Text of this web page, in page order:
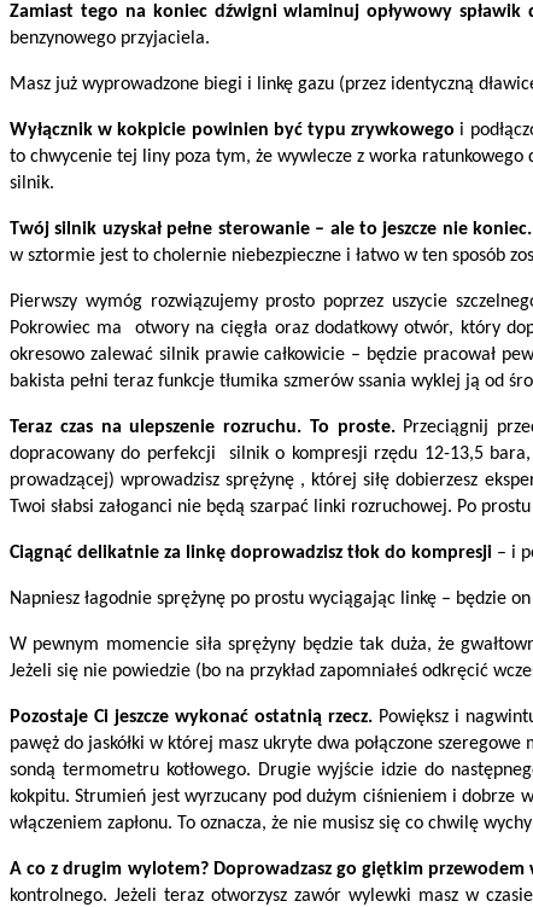
Zamiast tego na koniec dźwigni wlaminuj opływowy spławik
benzynowego przyjaciela.
Masz już wyprowadzone biegi i linkę gazu (przez identyczną
Wyłącznik w kokpicie powinien być typu zrywkowego i
to chwycenie tej liny poza tym, że wywlecze z worka
silnik.
Twój silnik uzyskał pełne sterowanie – ale to jeszcze nie koniec.
w sztormie jest to cholernie niebezpieczne i łatwo w ten sposób
Pierwszy wymóg rozwiązujemy prosto poprzez uszycie
Pokrowiec ma otwory na cięgła oraz dodatkowy otwór, który
okresowo zalewać silnik prawie całkowicie – będzie pracował
bakista pełni teraz funkcje tłumika szmerów ssania wyklej ją od
Teraz czas na ulepszenie rozruchu. To proste.Przeciągnij
dopracowany do perfekcji silnik o kompresji rzędu 12-13,5
prowadzącej) wprowadzisz sprężynę , której siłę dobierzesz
Twoi słabsi załoganci nie będą szarpać linki rozruchowej. Po
Ciągnąć delikatnie za linkę doprowadzisz tłok do kompresji – i
Napniesz łagodnie sprężynę po prostu wyciągając linkę – będzie
W pewnym momencie siła sprężyny będzie tak duża, że
Jeżeli się nie powiedzie (bo na przykład zapomniałeś odkręcić
Pozostaje Ci jeszcze wykonać ostatnią rzecz. Powiększ i
pawęż do jaskółki w której masz ukryte dwa połączone
sondą termometru kotłowego. Drugie wyjście idzie do
kokpitu. Strumień jest wyrzucany pod dużym ciśnieniem i dobrze
włączeniem zapłonu. To oznacza, że nie musisz się co chwilę
A co z drugim wylotem? Doprowadzasz go giętkim
kontrolnego. Jeżeli teraz otworzysz zawór wylewki masz w